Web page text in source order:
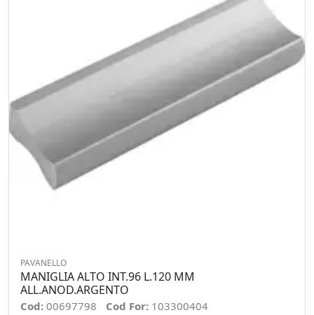
PAVANELLO
MANIGLIA ALTO INT.96 L.120 MM
ALL.ANOD.ARGENTO
Cod: 00697798 Cod For: 103300404